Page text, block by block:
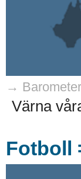
→
Värna
Fotboll